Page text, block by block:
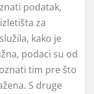
podatak,
za
kako je
podaci su od
tim pre što
S druge